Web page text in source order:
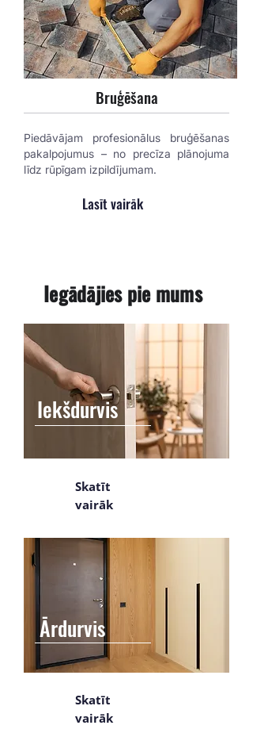
Bruģēšana
Piedāvājam profesionālus bruģēšanas
pakalpojumus – no precīza plānojuma
līdz rūpīgam izpildījumam.
Lasīt vairāk
Iegādājies pie mums
Iekšdurvis
Skatīt
vairāk
Ārdurvis
Skatīt
vairāk